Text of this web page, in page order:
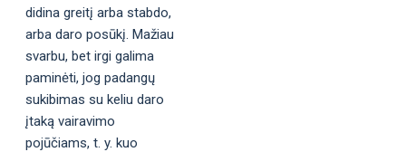
didina greitį arba stabdo,
arba daro posūkį. Mažiau
svarbu, bet irgi galima
paminėti, jog padangų
sukibimas su keliu daro
įtaką vairavimo
pojūčiams, t. y. kuo